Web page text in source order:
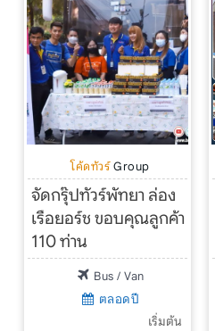
โค้ดทัวร์ Group
จัดกรุ๊ปทัวร์พัทยา ล่อง
เรือยอร์ช ขอบคุณลูกค้า
110 ท่าน
Bus / Van
ตลอดปี
เริ่มต้น